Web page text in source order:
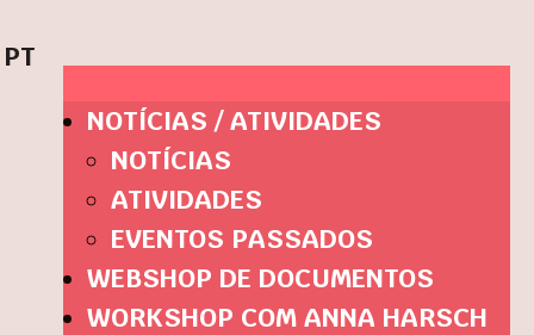
NOTÍCIAS / ATIVIDADES
NOTÍCIAS
ATIVIDADES
EVENTOS PASSADOS
WEBSHOP DE DOCUMENTOS
WORKSHOP COM ANNA HARSCH
PT